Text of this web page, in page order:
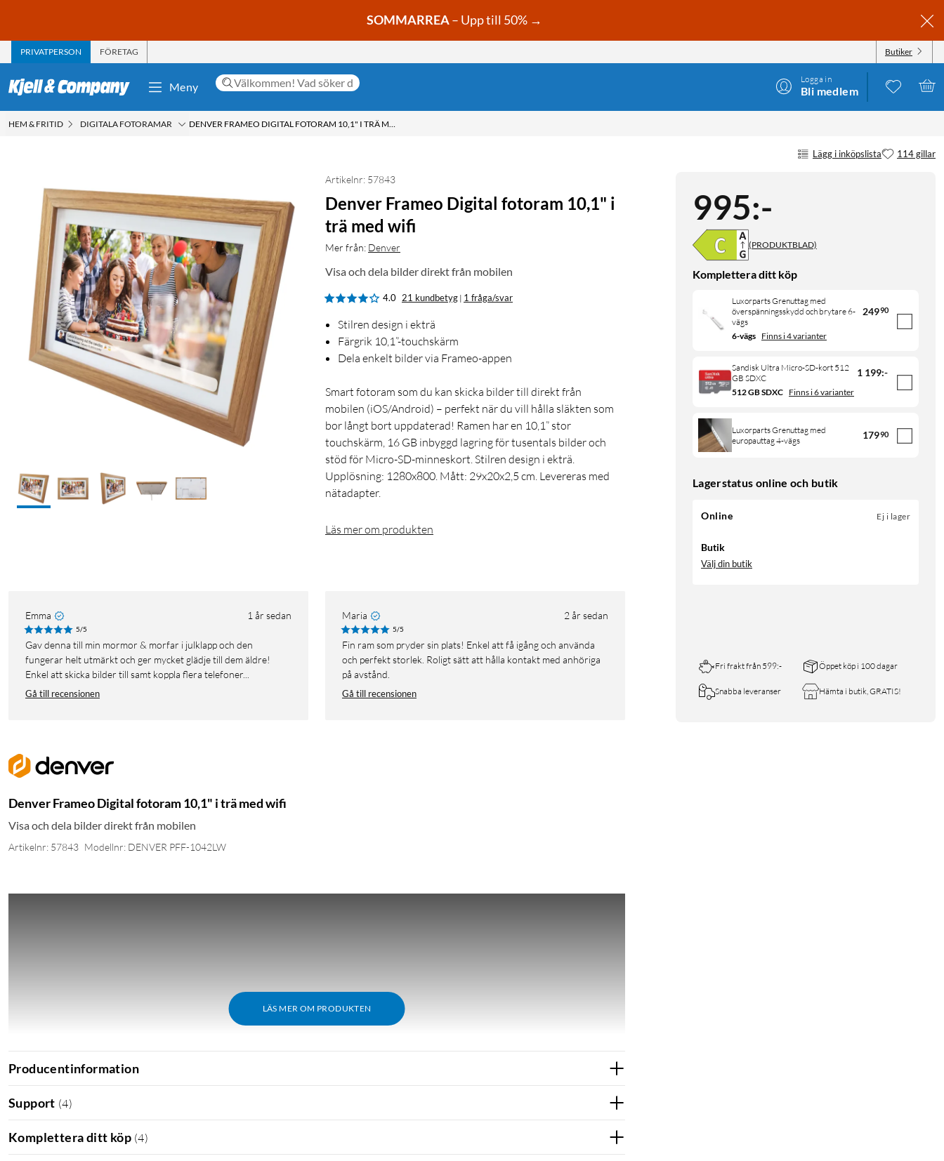
SOMMARREA– Upp till 50% →
PRIVATPERSON FÖRETAG Butiker
Meny
Logga in
Bli medlem
HEM & FRITID DIGITALA FOTORAMAR DENVER FRAMEO DIGITAL FOTORAM 10,1" I TRÄ MED WIFI
Lägg i inköpslista 114 gillar
995:-
(PRODUKTBLAD)
Komplettera ditt köp
Luxorparts Grenuttag med
överspänningsskydd och brytare 6-
vägs
24990
6-vägs Finns i 4 varianter
Sandisk Ultra Micro-SD-kort 512
GB SDXC
1 199:-
512 GB SDXC Finns i 6 varianter
Luxorparts Grenuttag med
europauttag 4-vägs
17990
Lagerstatus online och butik
Online Ej i lager
Butik
Välj din butik
Fri frakt från 599:- Öppet köp i 100 dagar
Snabba leveranser Hämta i butik, GRATIS!
Artikelnr: 57843
Denver Frameo Digital fotoram 10,1" i
trä med wifi
Mer från: Denver
Visa och dela bilder direkt från mobilen
4.0 21 kundbetyg | 1 fråga/svar
Stilren design i ekträ
Färgrik 10,1”-touchskärm
Dela enkelt bilder via Frameo-appen
Smart fotoram som du kan skicka bilder till direkt från
mobilen (iOS/Android) – perfekt när du vill hålla släkten som
bor långt bort uppdaterad! Ramen har en 10,1” stor
touchskärm, 16 GB inbyggd lagring för tusentals bilder och
stöd för Micro-SD-minneskort. Stilren design i ekträ.
Upplösning: 1280x800. Mått: 29x20x2,5 cm. Levereras med
nätadapter.
Läs mer om produkten
Emma 1 år sedan
5/5
Gav denna till min mormor & morfar i julklapp och den
fungerar helt utmärkt och ger mycket glädje till dem äldre!
Enkel att skicka bilder till samt koppla flera telefoner...
Gå till recensionen
Maria 2 år sedan
5/5
Fin ram som pryder sin plats! Enkel att få igång och använda
och perfekt storlek. Roligt sätt att hålla kontakt med anhöriga
på avstånd.
Gå till recensionen
Denver Frameo Digital fotoram 10,1" i trä med wifi
Visa och dela bilder direkt från mobilen
Artikelnr: 57843 Modellnr: DENVER PFF-1042LW
LÄS MER OM PRODUKTEN
Producentinformation
Support (4)
Komplettera ditt köp (4)